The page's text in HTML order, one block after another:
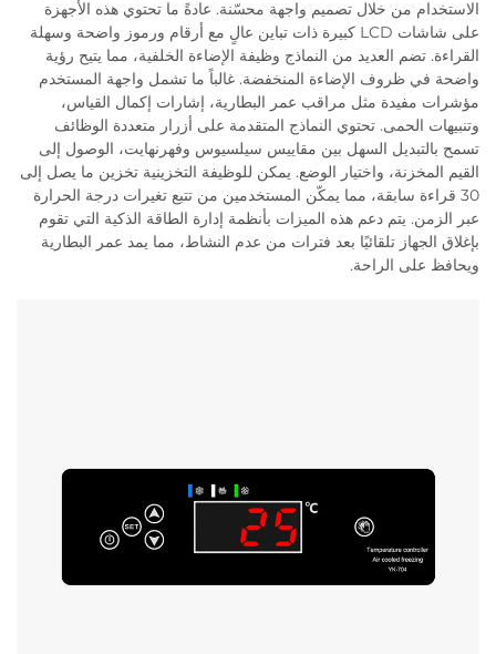
الاستخدام من خلال تصميم واجهة محسّنة. عادةً ما تحتوي هذه الأجهزة
على شاشات LCD كبيرة ذات تباين عالٍ مع أرقام ورموز واضحة وسهلة
القراءة. تضم العديد من النماذج وظيفة الإضاءة الخلفية، مما يتيح رؤية
واضحة في ظروف الإضاءة المنخفضة. غالباً ما تشمل واجهة المستخدم
مؤشرات مفيدة مثل مراقب عمر البطارية، إشارات إكمال القياس،
وتنبيهات الحمى. تحتوي النماذج المتقدمة على أزرار متعددة الوظائف
تسمح بالتبديل السهل بين مقاييس سيلسيوس وفهرنهايت، الوصول إلى
القيم المخزنة، واختيار الوضع. يمكن للوظيفة التخزينية تخزين ما يصل إلى
30 قراءة سابقة، مما يمكّن المستخدمين من تتبع تغيرات درجة الحرارة
عبر الزمن. يتم دعم هذه الميزات بأنظمة إدارة الطاقة الذكية التي تقوم
بإغلاق الجهاز تلقائيًا بعد فترات من عدم النشاط، مما يمد عمر البطارية
ويحافظ على الراحة.